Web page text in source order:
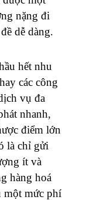
nặng đi
dễ dàng.
hết nhu
các công
vụ đa
nhanh,
điểm lớn
là chỉ gửi
ít và
hàng hoá
một mức phí